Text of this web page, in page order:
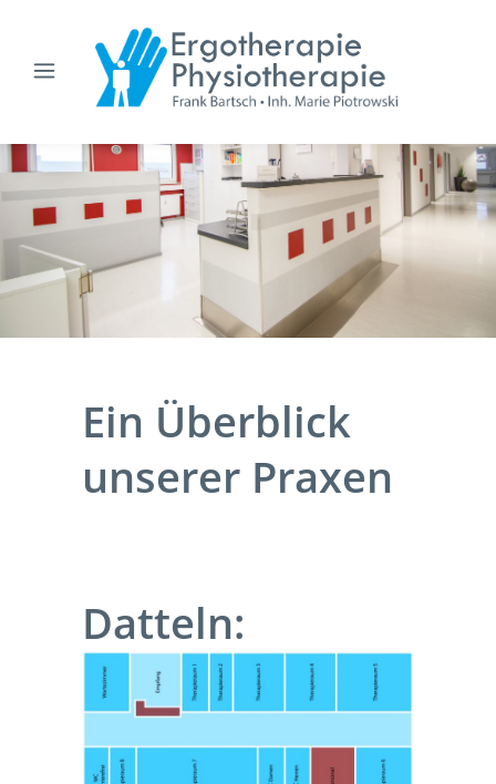
Ein Überblick
unserer Praxen
Datteln: